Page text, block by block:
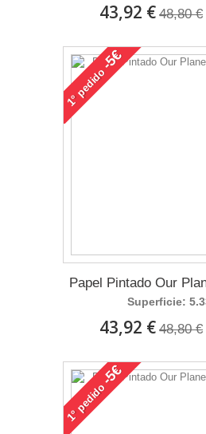
43,92 € 48,80 €
1°
pedido
-5€
Papel Pintado Our
Superficie:
43,92 € 48,80 €
1°
pedido
-5€